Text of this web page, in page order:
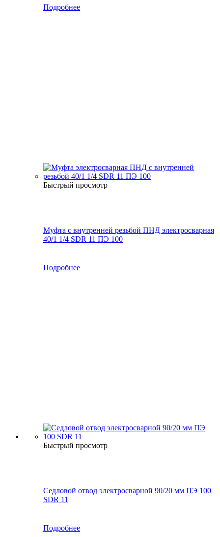
Подробнее
Быстрый просмотр
Муфта с внутренней резьбой ПНД электросварная
40/1 1/4 SDR 11 ПЭ 100
Подробнее
Быстрый просмотр
Седловой отвод электросварной 90/20 мм ПЭ 100
SDR 11
Подробнее